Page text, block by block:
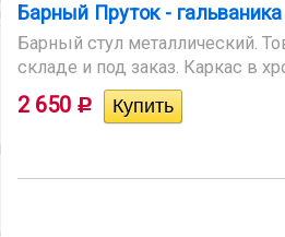
Барный Пруток - гальваника
Барный стул металлический.
складе и под заказ. Каркас в
2 650 Р